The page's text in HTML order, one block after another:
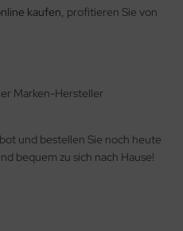
kaufen, profitieren Sie von
Marken-Hersteller
und bestellen Sie noch heute
bequem zu sich nach Hause!